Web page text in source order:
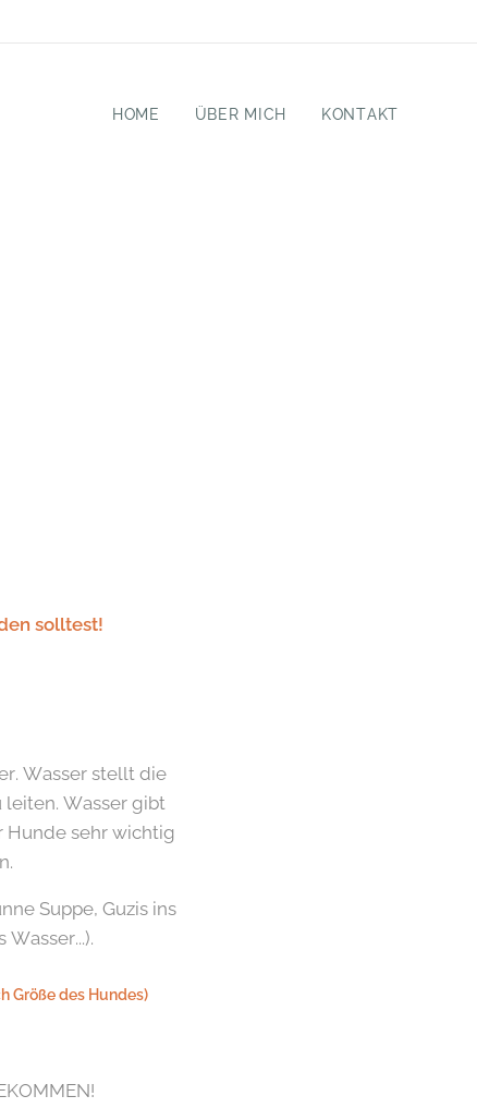
HOME ÜBER MICH KONTAKT
solltest!
Wasser stellt die
Wasser gibt
Hunde sehr wichtig
Suppe, Guzis ins
Größe des Hundes)